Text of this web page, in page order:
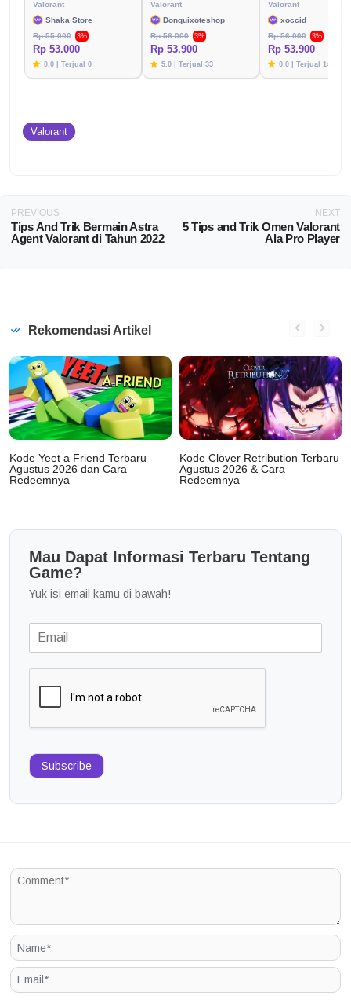
Valorant
Shaka Store
Rp 55.000
3%
Rp 53.000
0.0 | Terjual 0
Valorant
Donquixoteshop
Rp 56.000
3%
Rp 53.900
5.0 | Terjual 33
Valorant
xoccid
Rp 56.000
3%
Rp 53.900
0.0 | Terjual 14
Valorant
PREVIOUS
Tips And Trik Bermain Astra
Agent Valorant di Tahun 2022
NEXT
5 Tips and Trik Omen Valorant
Ala Pro Player
Rekomendasi Artikel
Kode Yeet a Friend Terbaru
Agustus 2026 dan Cara
Redeemnya
Kode Clover Retribution Terbaru
Agustus 2026 & Cara
Redeemnya
Mau Dapat Informasi Terbaru Tentang
Game?
Yuk isi email kamu di bawah!
Subscribe